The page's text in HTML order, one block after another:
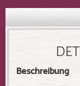
Beschreibung